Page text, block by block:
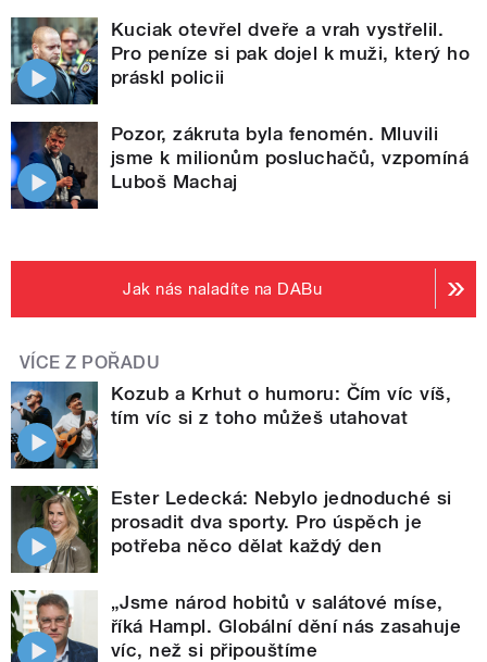
Kuciak otevřel dveře a vrah vystřelil.
Pro peníze si pak dojel k muži, který ho
práskl policii
Pozor, zákruta byla fenomén. Mluvili
jsme k milionům posluchačů, vzpomíná
Luboš Machaj
Jak nás naladíte na DABu
VÍCE Z POŘADU
Kozub a Krhut o humoru: Čím víc víš,
tím víc si z toho můžeš utahovat
Ester Ledecká: Nebylo jednoduché si
prosadit dva sporty. Pro úspěch je
potřeba něco dělat každý den
„Jsme národ hobitů v salátové míse,
říká Hampl. Globální dění nás zasahuje
víc, než si připouštíme